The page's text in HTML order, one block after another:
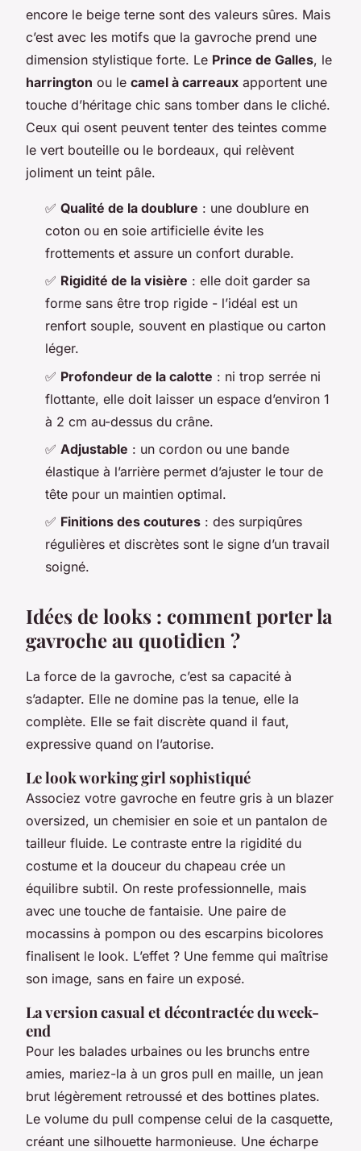
encore le beige terne sont des valeurs sûres. Mais
c’est avec les motifs que la gavroche prend une
dimension stylistique forte. Le Prince de Galles, le
harrington ou le camel à carreaux apportent une
touche d’héritage chic sans tomber dans le cliché.
Ceux qui osent peuvent tenter des teintes comme
le vert bouteille ou le bordeaux, qui relèvent
joliment un teint pâle.
✅ Qualité de la doublure : une doublure en
coton ou en soie artificielle évite les
frottements et assure un confort durable.
✅ Rigidité de la visière : elle doit garder sa
forme sans être trop rigide - l’idéal est un
renfort souple, souvent en plastique ou carton
léger.
✅ Profondeur de la calotte : ni trop serrée ni
flottante, elle doit laisser un espace d’environ 1
à 2 cm au-dessus du crâne.
✅ Adjustable : un cordon ou une bande
élastique à l’arrière permet d’ajuster le tour de
tête pour un maintien optimal.
✅ Finitions des coutures : des surpiqûres
régulières et discrètes sont le signe d’un travail
soigné.
Idées de looks : comment porter la
gavroche au quotidien ?
La force de la gavroche, c’est sa capacité à
s’adapter. Elle ne domine pas la tenue, elle la
complète. Elle se fait discrète quand il faut,
expressive quand on l’autorise.
Le look working girl sophistiqué
Associez votre gavroche en feutre gris à un blazer
oversized, un chemisier en soie et un pantalon de
tailleur fluide. Le contraste entre la rigidité du
costume et la douceur du chapeau crée un
équilibre subtil. On reste professionnelle, mais
avec une touche de fantaisie. Une paire de
mocassins à pompon ou des escarpins bicolores
finalisent le look. L’effet ? Une femme qui maîtrise
son image, sans en faire un exposé.
La version casual et décontractée du week-
end
Pour les balades urbaines ou les brunchs entre
amies, mariez-la à un gros pull en maille, un jean
brut légèrement retroussé et des bottines plates.
Le volume du pull compense celui de la casquette,
créant une silhouette harmonieuse. Une écharpe